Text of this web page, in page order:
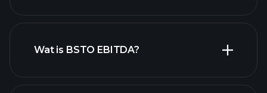
grootste werkgevers
Wat is BSTO EBITDA?